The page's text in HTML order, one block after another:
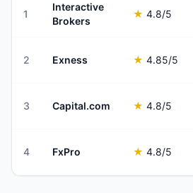
1
Interactive
Brokers
★ 4.8/5
2 Exness ★ 4.85/5
3 Capital.com ★ 4.8/5
4 FxPro ★ 4.8/5